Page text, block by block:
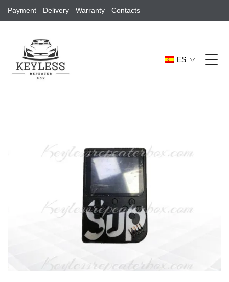
Payment Delivery Warranty Contacts
ES